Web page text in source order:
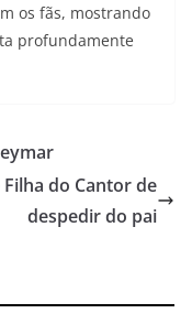
os fãs, mostrando
profundamente
do Cantor de
despedir do pai